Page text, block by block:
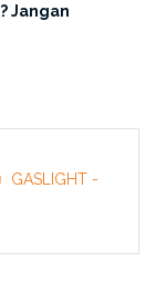
Jangan
GASLIGHT -